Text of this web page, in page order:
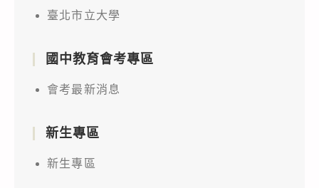
臺北市立大學
國中教育會考專區
會考最新消息
新生專區
新生專區